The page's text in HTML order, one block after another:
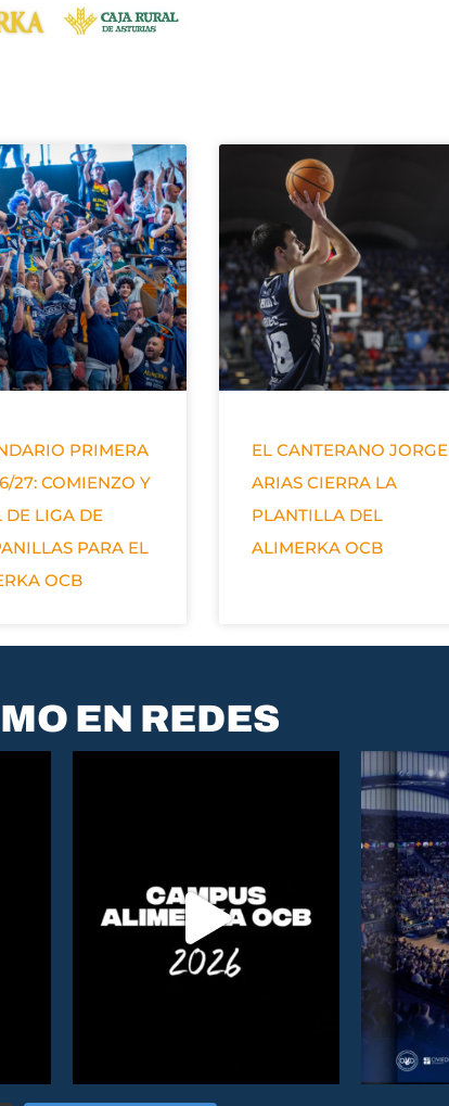
PRIMERA
27: COMIENZO Y
DE LIGA DE
PARA EL
OCB
EL CANTERANO JORGE
ARIAS CIERRA LA
PLANTILLA DEL
ALIMERKA OCB
EN REDES